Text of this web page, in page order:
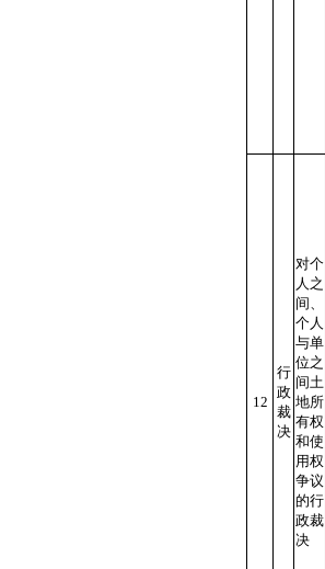
12
行
政
裁
决
对个
人之
间、
个人
与单
位之
间土
地所
有权
和使
用权
争议
的行
政裁
决